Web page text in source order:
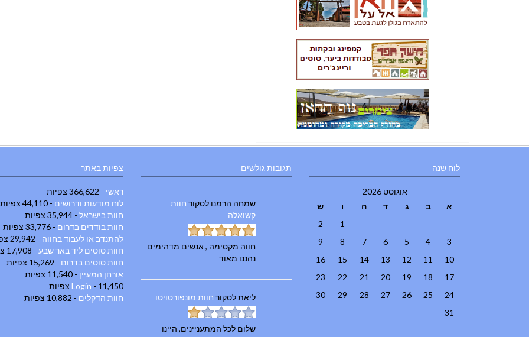
צפיות באתר
ראשי - 366,622 צפיות
לוח מודעות ודרושים - 44,110 צפיות
חוות בישראל - 35,944 צפיות
חוות בודדים בדרום - 33,776 צפיות
להתנדב או לעבוד בחווה - 29,942 צפיות
חוות סוסים ליד באר שבע - 17,908 צפיות
חוות סוסים בדרום - 15,269 צפיות
אורחן המעיין - 11,540 צפיות
Login - 11,450 צפיות
חוות הדקלים - 10,882 צפיות
תגובות גולשים
שמחה הרמנו לסקור חוות
קשואלה
חווה מקסימה , אנשים מדהימים
נהננו מאוד
ליאתלסקור חוות מונפורטויטו
שלום לכל המתעניינים, היינו
לוח שנה
אוגוסט 2026
א
ב ג ד ה ו
ש
1
2
3
4
5
6
7
8
9
10
11
12
13
14
15
16
17
18
19
20
21
22
23
24
25
26
27
28
29
30
31